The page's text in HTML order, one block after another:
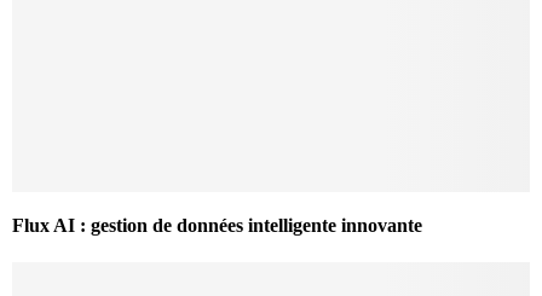
Flux AI : gestion de données intelligente innovante